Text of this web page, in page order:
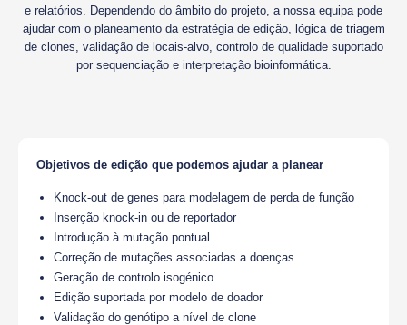
e relatórios. Dependendo do âmbito do projeto, a nossa equipa pode
ajudar com o planeamento da estratégia de edição, lógica de triagem
de clones, validação de locais-alvo, controlo de qualidade suportado
por sequenciação e interpretação bioinformática.
Objetivos de edição que podemos ajudar a planear
Knock-out de genes para modelagem de perda de função
Inserção knock-in ou de reportador
Introdução à mutação pontual
Correção de mutações associadas a doenças
Geração de controlo isogénico
Edição suportada por modelo de doador
Validação do genótipo a nível de clone